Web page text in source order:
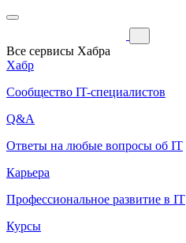
Все сервисы Хабра
Хабр
Сообщество IT-специалистов
Q&A
Ответы на любые вопросы об IT
Карьера
Профессиональное развитие в IT
Курсы